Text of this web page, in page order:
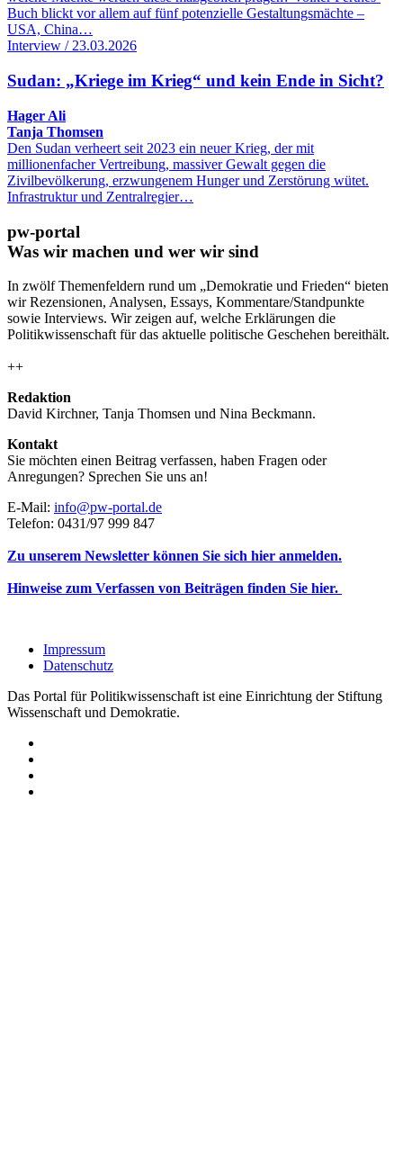
Buch blickt vor allem auf fünf potenzielle Gestaltungsmächte –
USA, China…
Interview / 23.03.2026
Sudan: „Kriege im Krieg“ und kein Ende in Sicht?
Hager Ali
Tanja Thomsen
Den Sudan verheert seit 2023 ein neuer Krieg, der mit
millionenfacher Vertreibung, massiver Gewalt gegen die
Zivilbevölkerung, erzwungenem Hunger und Zerstörung wütet.
Infrastruktur und Zentralregier…
pw-portal
Was wir machen und wer wir sind
In zwölf Themenfeldern rund um „Demokratie und Frieden“ bieten
wir Rezensionen, Analysen, Essays, Kommentare/Standpunkte
sowie Interviews. Wir zeigen auf, welche Erklärungen die
Politikwissenschaft für das aktuelle politische Geschehen bereithält.
++
Redaktion
David Kirchner, Tanja Thomsen und Nina Beckmann.
Kontakt
Sie möchten einen Beitrag verfassen, haben Fragen oder
Anregungen? Sprechen Sie uns an!
E-Mail: info@pw-portal.de
Telefon: 0431/97 999 847
Zu unserem Newsletter können Sie sich hier anmelden.
Hinweise zum Verfassen von Beiträgen finden Sie hier.
Impressum
Datenschutz
Das Portal für Politikwissenschaft ist eine Einrichtung der Stiftung
Wissenschaft und Demokratie.